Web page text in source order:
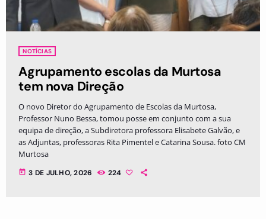
NOTÍCIAS
Agrupamento escolas da Murtosa
tem nova Direção
O novo Diretor do Agrupamento de Escolas da Murtosa,
Professor Nuno Bessa, tomou posse em conjunto com a sua
equipa de direção, a Subdiretora professora Elisabete Galvão, e
as Adjuntas, professoras Rita Pimentel e Catarina Sousa. foto CM
Murtosa
today 3 DE JULHO, 2026 224